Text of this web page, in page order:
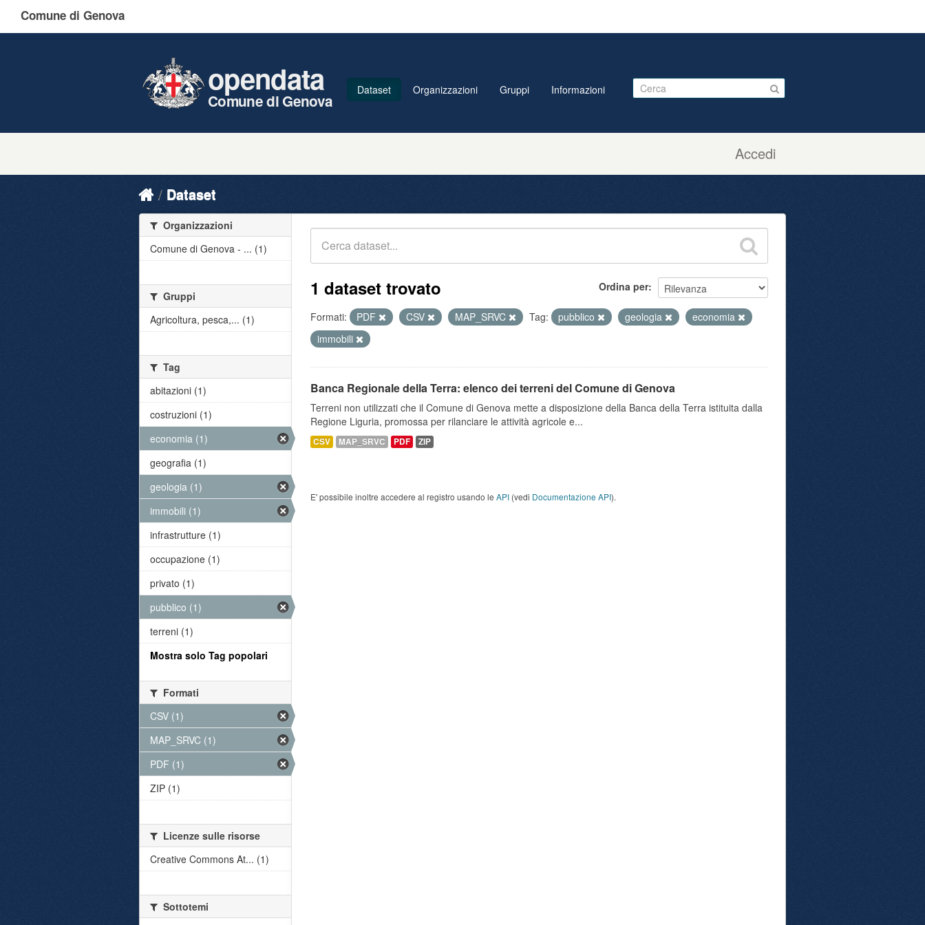
Comune di Genova
Accedi
opendata
Comune di Genova
Dataset Organizzazioni Gruppi Informazioni
Dataset
Ordina per
1 dataset trovato
Formati: PDF CSV MAP_SRVC Tag: pubblico geologia
economia
immobili
Banca Regionale della Terra: elenco dei terreni del Comune di Genova
Terreni non utilizzati che il Comune di Genova mette a disposizione della Banca della Terra istituita dalla
Regione Liguria, promossa per rilanciare le attività agricole e...
CSV MAP_SRVC PDF ZIP
E' possibile inoltre accedere al registro usando le API (vedi Documentazione API).
Organizzazioni
Comune di Genova - ... (1)
Gruppi
Agricoltura, pesca,... (1)
Tag
abitazioni (1)
costruzioni (1)
economia (1)
geografia (1)
geologia (1)
immobili (1)
infrastrutture (1)
occupazione (1)
privato (1)
pubblico (1)
terreni (1)
Mostra solo Tag popolari
Formati
CSV (1)
MAP_SRVC (1)
PDF (1)
ZIP (1)
Licenze sulle risorse
Creative Commons At... (1)
Sottotemi